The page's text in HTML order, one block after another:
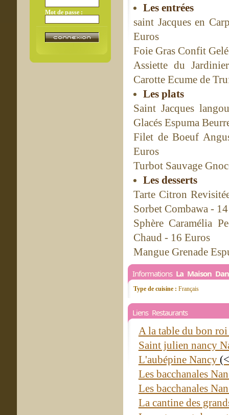
Mot de passe :
Les entrées
saint Jacques en
Euros
Foie Gras Confit
Assiette du
Carotte Ecume de
Les plats
Saint Jacques
Glacés Espuma
Filet de Boeuf
Euros
Turbot Sauvage
Les desserts
Tarte Citron
Sorbet Combawa -
Sphère Caramélia
Chaud - 16 Euros
Mangue Grenade
Informations La Maison
Type de cuisine : Français
Liens Restaurants
A la table du bon
Saint julien nancy
L'aubépine Nancy
Les bacchanales
Les bacchanales
La cantine des